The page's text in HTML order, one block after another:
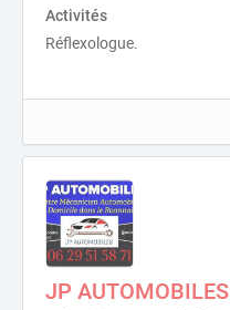
Activités
Réflexologue.
JP AUTOMOBILES